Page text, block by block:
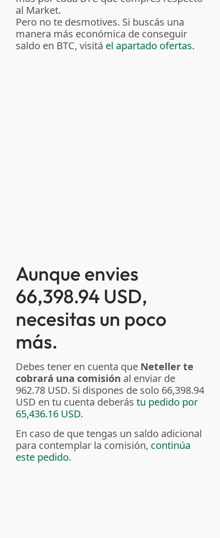
al Market.
Pero no te desmotives. Si buscás una
manera más económica de conseguir
saldo en BTC, visitá el apartado ofertas.
Aunque envies
66,398.94 USD,
necesitas un poco
más.
Debes tener en cuenta que Neteller te
cobrará una comisión al enviar de
962.78 USD. Si dispones de solo 66,398.94
USD en tu cuenta deberás tu pedido por
65,436.16 USD.
En caso de que tengas un saldo adicional
para contemplar la comisión, continúa
este pedido.